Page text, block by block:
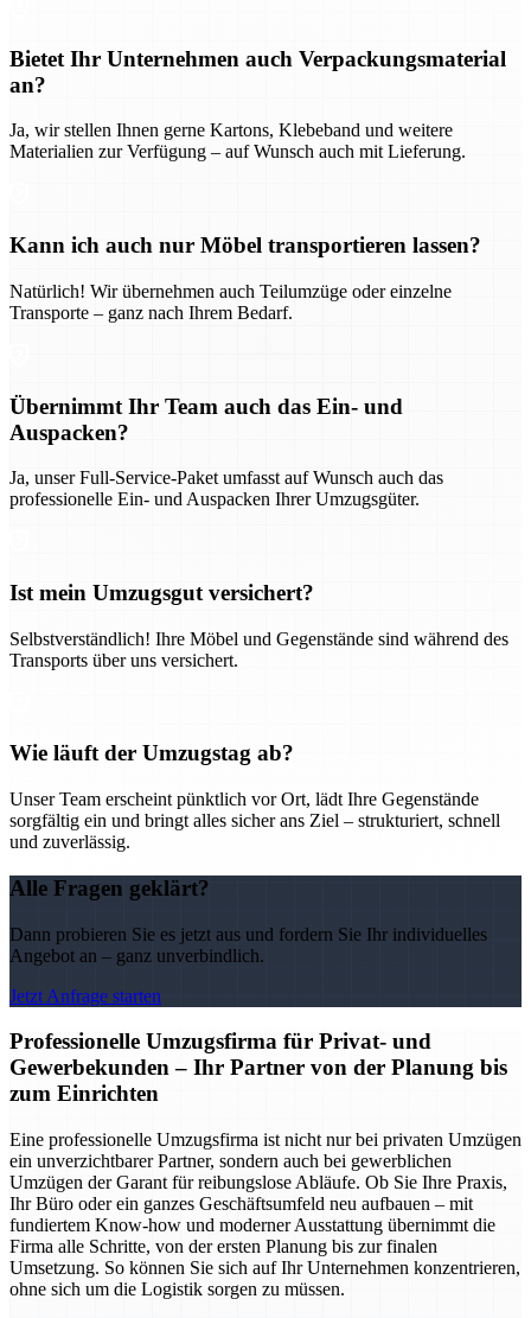
Bietet Ihr Unternehmen auch Verpackungsmaterial
an?
Ja, wir stellen Ihnen gerne Kartons, Klebeband und weitere
Materialien zur Verfügung – auf Wunsch auch mit Lieferung.
Kann ich auch nur Möbel transportieren lassen?
Natürlich! Wir übernehmen auch Teilumzüge oder einzelne
Transporte – ganz nach Ihrem Bedarf.
Übernimmt Ihr Team auch das Ein- und
Auspacken?
Ja, unser Full-Service-Paket umfasst auf Wunsch auch das
professionelle Ein- und Auspacken Ihrer Umzugsgüter.
Ist mein Umzugsgut versichert?
Selbstverständlich! Ihre Möbel und Gegenstände sind während des
Transports über uns versichert.
Wie läuft der Umzugstag ab?
Unser Team erscheint pünktlich vor Ort, lädt Ihre Gegenstände
sorgfältig ein und bringt alles sicher ans Ziel – strukturiert, schnell
und zuverlässig.
Alle Fragen geklärt?
Dann probieren Sie es jetzt aus und fordern Sie Ihr individuelles
Angebot an – ganz unverbindlich.
Jetzt Anfrage starten
Professionelle Umzugsfirma für Privat- und
Gewerbekunden – Ihr Partner von der Planung bis
zum Einrichten
Eine professionelle Umzugsfirma ist nicht nur bei privaten Umzügen
ein unverzichtbarer Partner, sondern auch bei gewerblichen
Umzügen der Garant für reibungslose Abläufe. Ob Sie Ihre Praxis,
Ihr Büro oder ein ganzes Geschäftsumfeld neu aufbauen – mit
fundiertem Know-how und moderner Ausstattung übernimmt die
Firma alle Schritte, von der ersten Planung bis zur finalen
Umsetzung. So können Sie sich auf Ihr Unternehmen konzentrieren,
ohne sich um die Logistik sorgen zu müssen.